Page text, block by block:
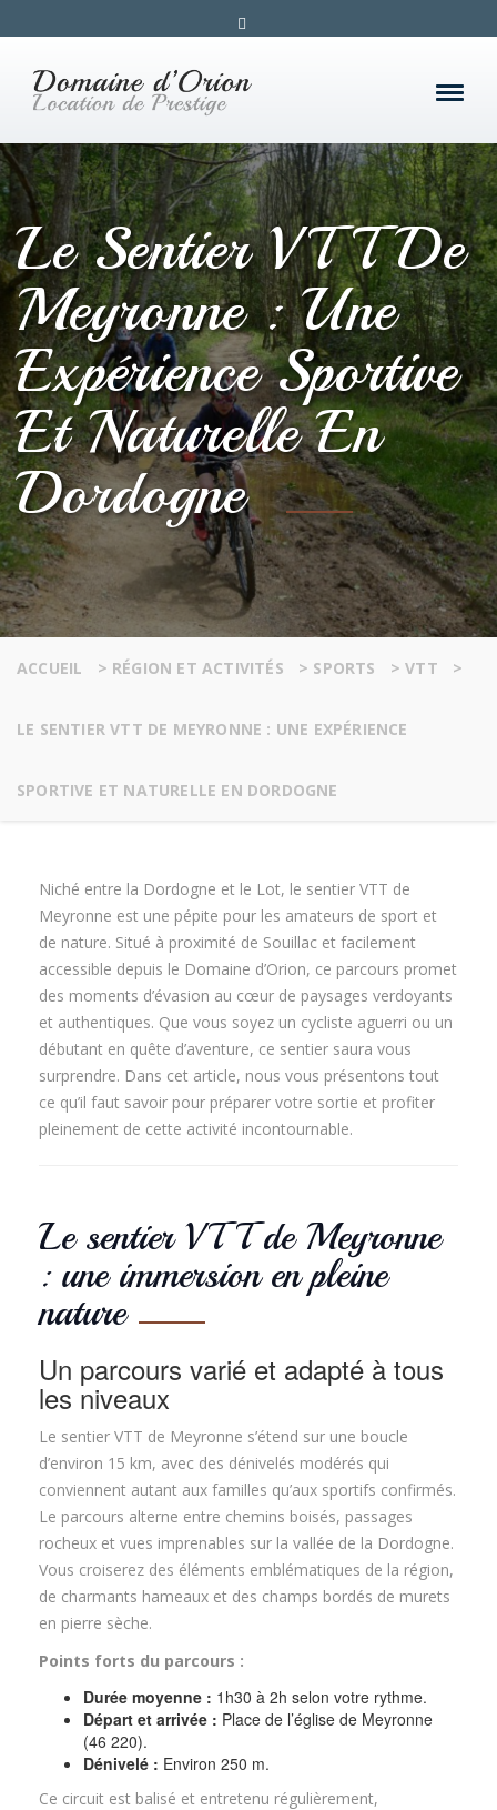
Le Sentier VTT De
Meyronne : Une
Expérience Sportive
Et Naturelle En
Dordogne
ACCUEIL > RÉGION ET ACTIVITÉS > SPORTS >VTT >
LE SENTIER VTT DE MEYRONNE : UNE EXPÉRIENCE
SPORTIVE ET NATURELLE EN DORDOGNE
Niché entre la Dordogne et le Lot, le sentier VTT de
Meyronne est une pépite pour les amateurs de sport et
de nature. Situé à proximité de Souillac et facilement
accessible depuis le Domaine d’Orion, ce parcours promet
des moments d’évasion au cœur de paysages verdoyants
et authentiques. Que vous soyez un cycliste aguerri ou un
débutant en quête d’aventure, ce sentier saura vous
surprendre. Dans cet article, nous vous présentons tout
ce qu’il faut savoir pour préparer votre sortie et profiter
pleinement de cette activité incontournable.
Le sentier VTT de Meyronne
: une immersion en pleine
nature
Un parcours varié et adapté à tous
les niveaux
Le sentier VTT de Meyronne s’étend sur une boucle
d’environ 15 km, avec des dénivelés modérés qui
conviennent autant aux familles qu’aux sportifs confirmés.
Le parcours alterne entre chemins boisés, passages
rocheux et vues imprenables sur la vallée de la Dordogne.
Vous croiserez des éléments emblématiques de la région,
de charmants hameaux et des champs bordés de murets
en pierre sèche.
Points forts du parcours :
Durée moyenne : 1h30 à 2h selon votre rythme.
Départ et arrivée : Place de l’église de Meyronne
(46 220).
Dénivelé : Environ 250 m.
Ce circuit est balisé et entretenu régulièrement,